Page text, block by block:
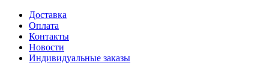
Доставка
Оплата
Контакты
Новости
Индивидуальные заказы